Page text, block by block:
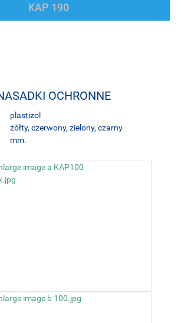
KAP 190
OCHRONNE
plastizol
żòłty, czerwony, zielony, czarny
mm.